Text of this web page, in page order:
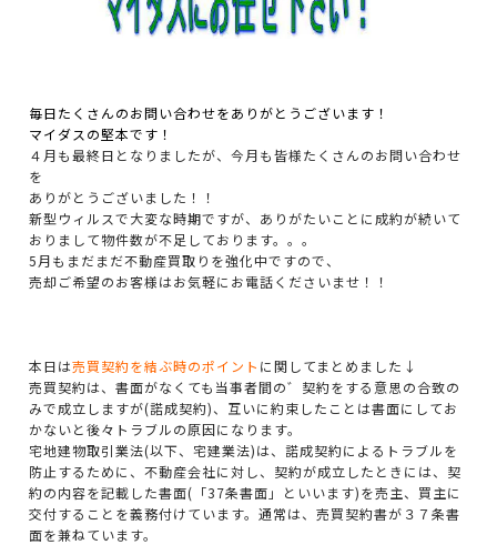
毎日たくさんのお問い合わせをありがとうございます！
マイダスの堅本です！
４月も最終日となりましたが、今月も皆様たくさんのお問い合わせ
を
ありがとうございました！！
新型ウィルスで大変な時期ですが、ありがたいことに成約が続いて
おりまして物件数が不足しております。。。
5月もまだまだ不動産買取りを強化中ですので、
売却ご希望のお客様はお気軽にお電話くださいませ！！
本日は売買契約を結ぶ時のポイント に関してまとめました↓
売買契約は、書面がなくても当事者間の゛契約をする意思の合致の
みで成立しますが(諾成契約)、互いに約束したことは書面にしてお
かないと後々トラブルの原因になります。
宅地建物取引業法(以下、宅建業法)は、諾成契約によるトラブルを
防止するために、不動産会社に対し、契約が成立したときには、契
約の内容を記載した書面(「37条書面」といいます)を売主、買主に
交付することを義務付けています。通常は、売買契約書が３７条書
面を兼ねています。